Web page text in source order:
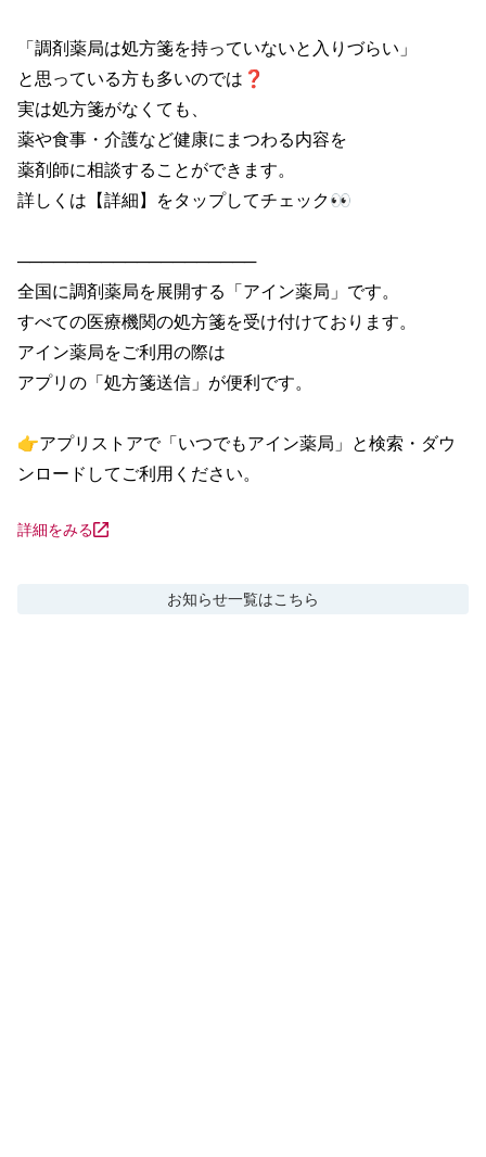
「調剤薬局は処方箋を持っていないと入りづらい」
と思っている方も多いのでは❓
実は処方箋がなくても、
薬や食事・介護など健康にまつわる内容を
薬剤師に相談することができます。
詳しくは【詳細】をタップしてチェック👀
────────────────────
全国に調剤薬局を展開する「アイン薬局」です。
すべての医療機関の処方箋を受け付けております。
アイン薬局をご利用の際は
アプリの「処方箋送信」が便利です。
👉アプリストアで「いつでもアイン薬局」と検索・ダウ
ンロードしてご利用ください。
詳細をみる
お知らせ一覧はこちら